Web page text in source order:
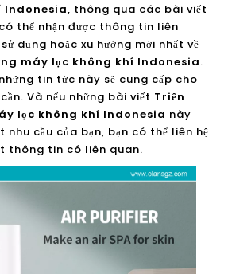
Indonesia, thông qua các bài viết
thể nhận được thông tin liên
dụng hoặc xu hướng mới nhất về
máy lọc không khí Indonesia.
tin tức này sẽ cung cấp cho
Và nếu những bài viết Triển
lọc không khí Indonesia này
nhu cầu của bạn, bạn có thể liên hệ
thông tin có liên quan.